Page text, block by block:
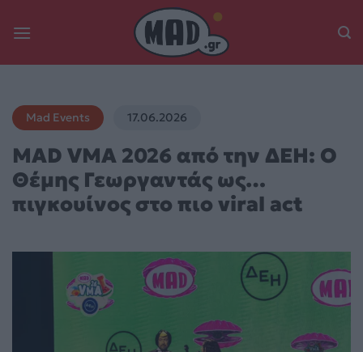
Mad Events 17.06.2026
MAD VMA 2026 από την ΔΕΗ: Ο
Θέμης Γεωργαντάς ως…
πιγκουίνος στο πιο viral act